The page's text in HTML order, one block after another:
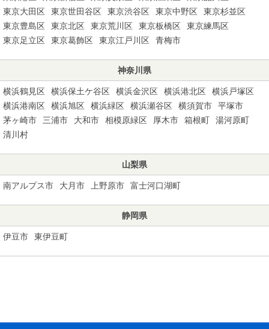
東京大田区
東京世田谷区 東京渋谷区 東京中野区
東京杉並区
東京豊島区
東京北区 東京荒川区 東京板橋区
東京練馬区
東京足立区
東京葛飾区 東京江戸川区 青梅市
神奈川県
横浜鶴見区 横浜保土ケ谷区 横浜金沢区 横浜港北区
横浜戸塚区
横浜港南区
横浜旭区 横浜緑区 横浜瀬谷区 横須賀市
平塚市
茅ヶ崎市
三浦市 大和市 相模原緑区 厚木市 箱根町
湯河原町
清川村
山梨県
南アルプス市 大月市 上野原市 富士河口湖町
静岡県
伊豆市 東伊豆町